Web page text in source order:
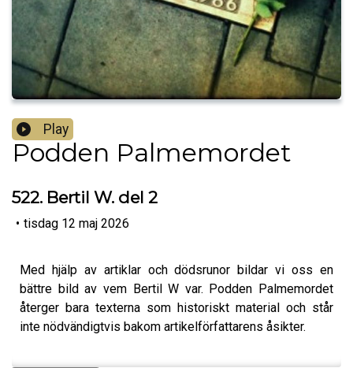
Play
Podden Palmemordet
522. Bertil W. del 2
• tisdag 12 maj 2026
Med hjälp av artiklar och dödsrunor bildar vi oss en
bättre bild av vem Bertil W var. Podden Palmemordet
återger bara texterna som historiskt material och står
inte nödvändigtvis bakom artikelförfattarens åsikter.